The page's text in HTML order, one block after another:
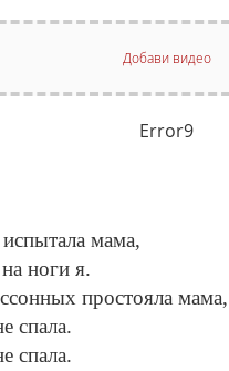
Добави видео
Error9
мама,
ноги я.
простояла мама,
спала.
спала.